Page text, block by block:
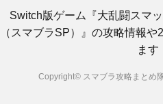
Switch版ゲーム『大乱闘スマ
（スマブラSP）』の攻略情報
ます
Copyright© スマブラ攻略まとめ